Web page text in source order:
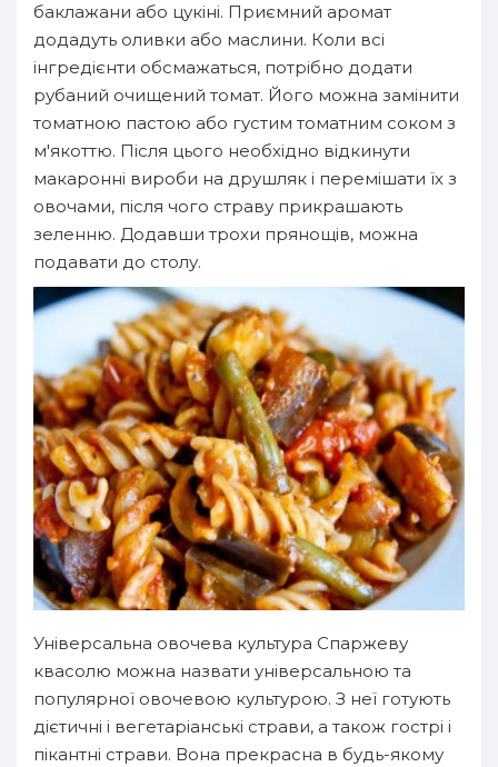
баклажани або цукіні. Приємний аромат
додадуть оливки або маслини. Коли всі
інгредієнти обсмажаться, потрібно додати
рубаний очищений томат. Його можна замінити
томатною пастою або густим томатним соком з
м'якоттю. Після цього необхідно відкинути
макаронні вироби на друшляк і перемішати їх з
овочами, після чого страву прикрашають
зеленню. Додавши трохи прянощів, можна
подавати до столу.
Універсальна овочева культура Спаржеву
квасолю можна назвати універсальною та
популярної овочевою культурою. З неї готують
дієтичні і вегетаріанські страви, а також гострі і
пікантні страви. Вона прекрасна в будь-якому